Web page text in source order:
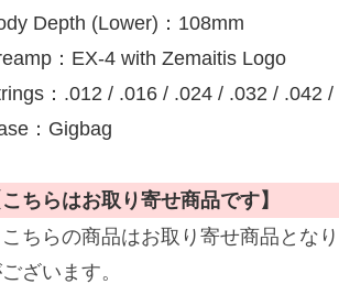
Depth (Lower)：108mm
：EX-4 with Zemaitis Logo
：.012 / .016 / .024 / .032 / .042
：Gigbag
ちらはお取り寄せ商品です】
ちらの商品はお取り寄せ商品とな
ざいます。